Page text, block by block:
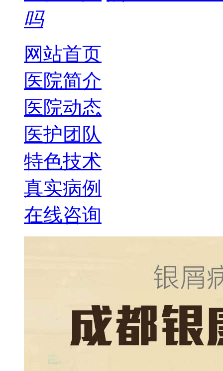
吗
网站首页
医院简介
医院动态
医护团队
特色技术
真实病例
在线咨询